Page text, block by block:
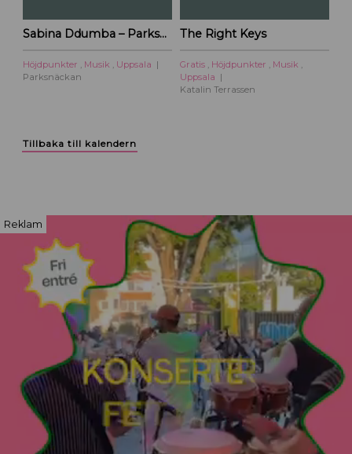
Sabina Ddumba – Parksnäckan – 2026
Höjdpunkter , Musik , Uppsala
Parksnäckan
The Right Keys
Gratis , Höjdpunkter , Musik ,
Uppsala
Katalin Terrassen
Tillbaka till kalendern
Reklam